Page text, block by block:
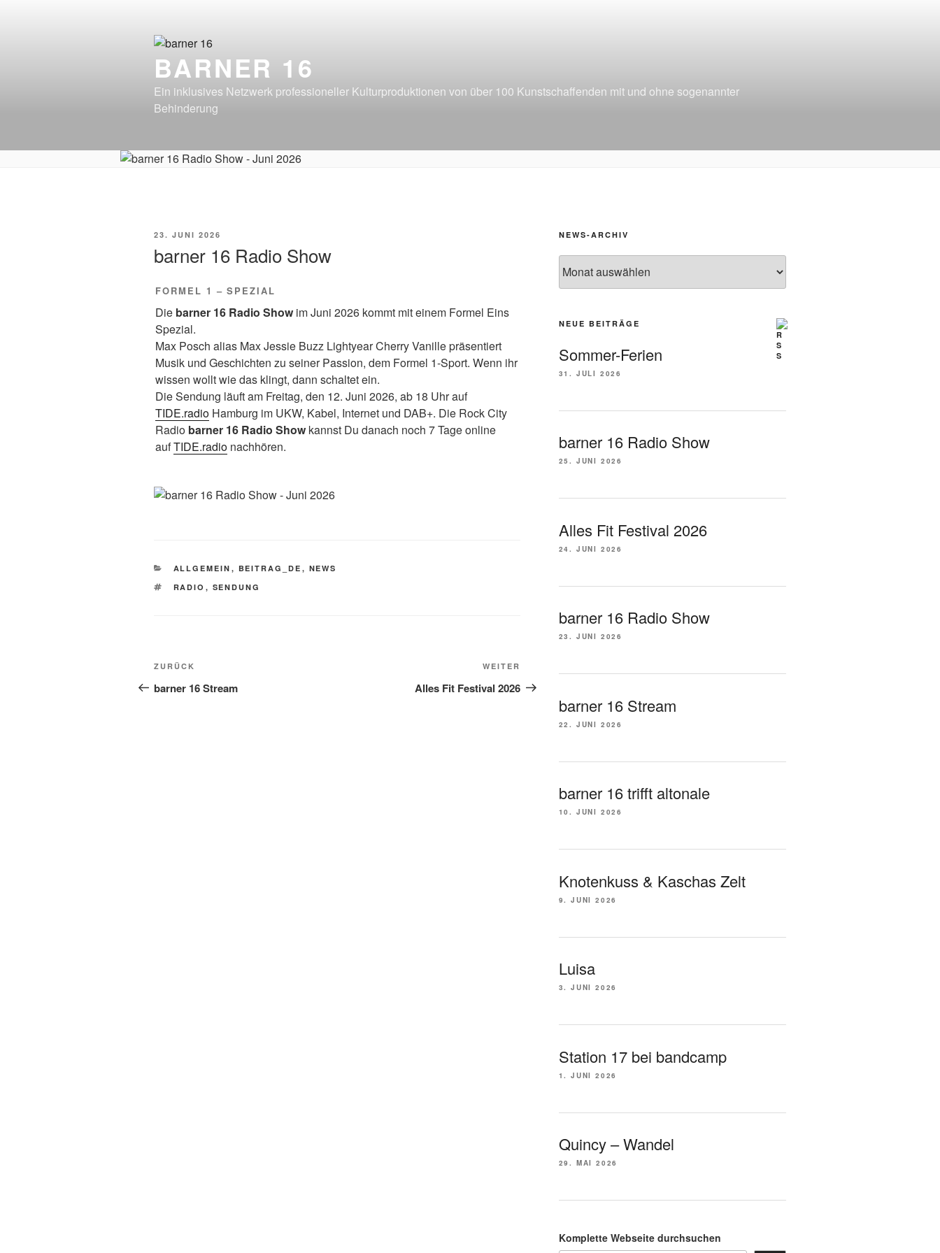
BARNER 16
Ein inklusives Netzwerk professioneller Kulturproduktionen von über 100 Kunstschaffenden mit und ohne sogenannter
Behinderung
VERÖFFENTLICHT
23. JUNI 2026
barner 16 Radio Show
FORMEL 1 – SPEZIAL
Die barner 16 Radio Show im Juni 2026 kommt mit einem Formel Eins
Spezial.
Max Posch alias Max Jessie Buzz Lightyear Cherry Vanillepräsentiert
Musik und Geschichten zu seiner Passion, dem Formel 1-Sport. Wenn ihr
wissen wollt wie das klingt, dann schaltet ein.
Die Sendung läuft am Freitag, den 12. Juni 2026, ab 18 Uhr auf
TIDE.radio Hamburg im UKW, Kabel, Internet und DAB+. Die Rock City
Radio barner 16 Radio Show kannst Du danach noch 7 Tage online
aufTIDE.radio nachhören.
KATEGORIEN
ALLGEMEIN , BEITRAG_DE , NEWS
SCHLAGWÖRTER
RADIO , SENDUNG
Beitragsnavigation
Vorheriger
Beitrag
ZURÜCK
barner 16 Stream
Beitrag
WEITER
Alles Fit Festival 2026
NEWS-ARCHIV
Archiv
NEUE BEITRÄGE
Sommer-Ferien
31. JULI 2026
barner 16 Radio Show
25. JUNI 2026
Alles Fit Festival 2026
24. JUNI 2026
barner 16 Radio Show
23. JUNI 2026
barner 16 Stream
22. JUNI 2026
barner 16 trifft altonale
10. JUNI 2026
Knotenkuss & Kaschas Zelt
9. JUNI 2026
Luisa
3. JUNI 2026
Station 17 bei bandcamp
1. JUNI 2026
Quincy – Wandel
29. MAI 2026
Komplette Webseite durchsuchen